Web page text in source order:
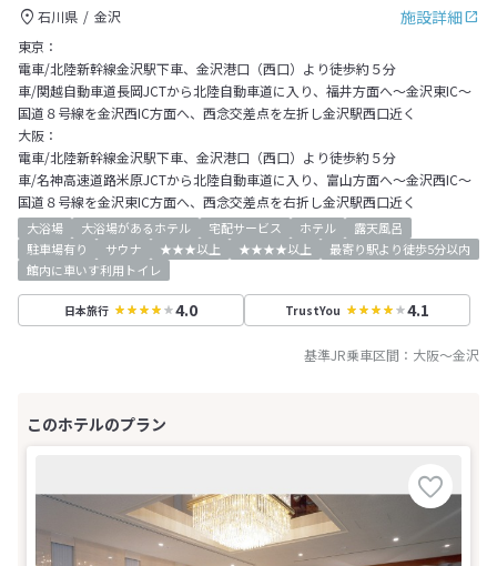
施設詳細
石川県
金沢
東京：
電車/北陸新幹線金沢駅下車、金沢港口（西口）より徒歩約５分
車/関越自動車道長岡JCTから北陸自動車道に入り、福井方面へ～金沢東IC～
国道８号線を金沢西IC方面へ、西念交差点を左折し金沢駅西口近く
大阪：
電車/北陸新幹線金沢駅下車、金沢港口（西口）より徒歩約５分
車/名神高速道路米原JCTから北陸自動車道に入り、富山方面へ～金沢西IC～
国道８号線を金沢東IC方面へ、西念交差点を右折し金沢駅西口近く
大浴場 大浴場があるホテル 宅配サービス ホテル
露天風呂
駐車場有り
サウナ ★★★以上 ★★★★以上
最寄り駅より徒歩5分以内
館内に車いす利用トイレ
日本旅行 4.0 TrustYou 4.1
基準JR乗車区間： 大阪～金沢